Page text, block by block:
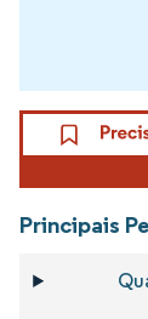
Principais